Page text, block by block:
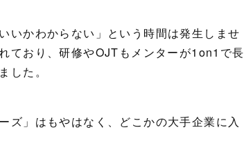
いかわからない」という時間は発生しませ
ており、研修やOJTもメンターが1on1で長
した。
」はもやはなく、どこかの大手企業に入